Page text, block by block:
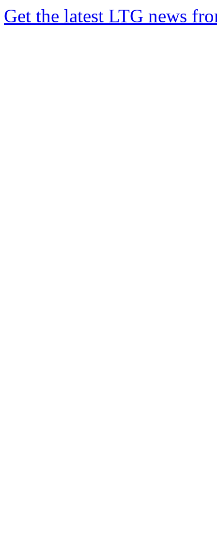
Get the latest LTG news